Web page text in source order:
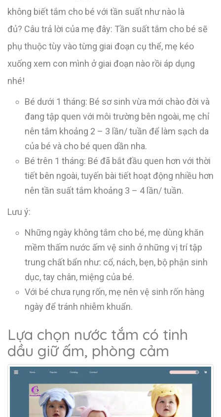
không biết tắm cho bé với tần suất như nào là
đủ? Câu trả lời của mẹ đây: Tần suất tắm cho bé sẽ
phụ thuộc tùy vào từng giai đoạn cụ thể, mẹ kéo
xuống xem con mình ở giai đoạn nào rồi áp dụng
nhé!
Bé dưới 1 tháng: Bé sơ sinh vừa mới chào đời và
đang tập quen với môi trường bên ngoài, mẹ chỉ
nên tắm khoảng 2 – 3 lần/ tuần để làm sạch da
của bé và cho bé quen dần nha.
Bé trên 1 tháng: Bé đã bắt đầu quen hơn với thời
tiết bên ngoài, tuyến bài tiết hoạt động nhiều hơn
nên tần suất tắm khoảng 3 – 4 lần/ tuần.
Lưu ý:
Những ngày không tắm cho bé, mẹ dùng khăn
mềm thấm nước ấm vệ sinh ở những vị trí tập
trung chất bẩn như: cổ, nách, bẹn, bộ phận sinh
dục, tay chân, miệng của bé.
Với bé chưa rụng rốn, mẹ nên vệ sinh rốn hàng
ngày để tránh nhiễm khuẩn.
Lựa chọn nước tắm có tinh
dầu giữ ấm, phòng cảm